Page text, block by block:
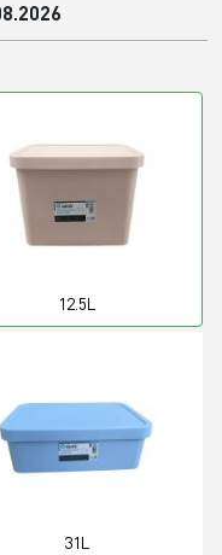
12.5L
31L